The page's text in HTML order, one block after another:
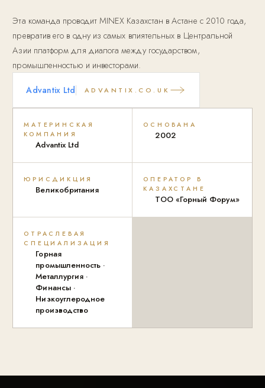
Эта команда проводит MINEX Казахстан в Астане с 2010 года,
превратив его в одну из самых влиятельных в Центральной
Азии платформ для диалога между государством,
промышленностью и инвесторами.
Advantix Ltd ADVANTIX.CO.UK
МАТЕРИНСКАЯ
КОМПАНИЯ
Advantix Ltd
ОСНОВАНА
2002
ЮРИСДИКЦИЯ
Великобритания
ОПЕРАТОР В
КАЗАХСТАНЕ
ТОО «Горный Форум»
ОТРАСЛЕВАЯ
СПЕЦИАЛИЗАЦИЯ
Горная
промышленность ·
Металлургия ·
Финансы ·
Низкоуглеродное
производство